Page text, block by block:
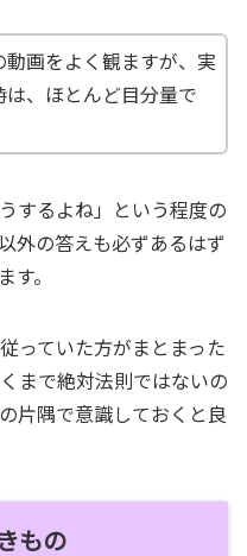
画をよく観ますが、実
、ほとんど目分量で
するよね」という程度の
外の答えも必ずあるはず
。
っていた方がまとまった
まで絶対法則ではないの
片隅で意識しておくと良
もの